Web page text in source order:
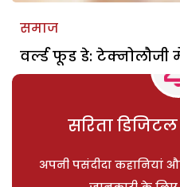
समाज
वर्ल्ड फूड डे: टेक्नोलौजी
सरिता
अपनी पसंदीदा कहानियां